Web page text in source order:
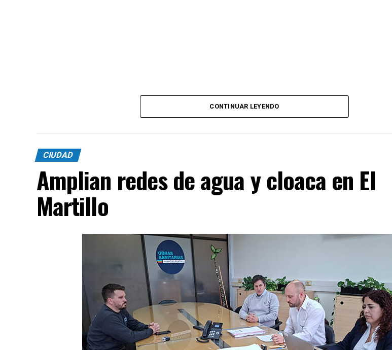
CONTINUAR LEYENDO
CIUDAD
Amplian redes de agua y cloaca en El
Martillo